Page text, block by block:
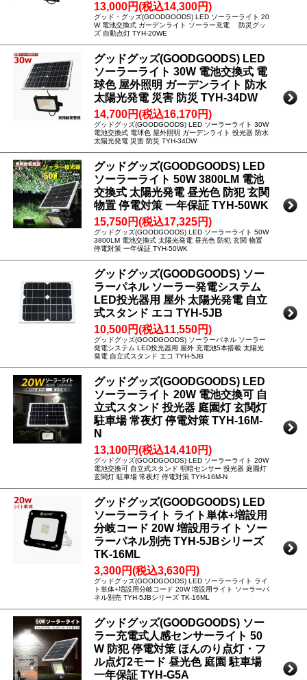
13,000円(税込14,300円)
グッド・グッズ(GOODGOODS) LED ソーラーライト 20
W 電池交換式 ガーデンライト ソーラー充電 防災グッ
ズ 自動点灯 TYH-20WE
グッドグッズ(GOODGOODS) LED
ソーラーライト 30W 電池交換式 電
球色 屋外照明 ガーデンライト 防水
太陽光発電 災害 防災 TYH-34DW
14,700円(税込16,170円)
グッドグッズ(GOODGOODS) LED ソーラーライト 30W
電池交換式 電球色 屋外照明 ガーデンライト 投光器 防水
太陽光発電 災害 防災 TYH-34DW
グッドグッズ(GOODGOODS) LED
ソーラーライト 50W 3800LM 電池
交換式 太陽光発電 昼光色 防犯 玄関
物置 停電対策 一年保証 TYH-50WK
15,750円(税込17,325円)
グッドグッズ(GOODGOODS) LED ソーラーライト 50W
3800LM 電池交換式 太陽光発電 昼光色 防犯 玄関 物置
停電対策 一年保証 TYH-50WK
グッドグッズ(GOODGOODS) ソー
ラーパネル ソーラー発電システム
LED投光器用 屋外 太陽光発電 自立
式スタンド エコ TYH-5JB
10,500円(税込11,550円)
グッドグッズ(GOODGOODS) ソーラーパネル ソーラー
発電システム LED投光器用 屋外 充電池5本搭載 太陽光
発電 自立式スタンド エコ TYH-5JB
グッドグッズ(GOODGOODS) LED
ソーラーライト 20W 電池交換可 自
立式スタンド 投光器 庭園灯 玄関灯
駐車場 常夜灯 停電対策 TYH-16M-
N
13,100円(税込14,410円)
グッドグッズ(GOODGOODS) LED ソーラーライト 20W
電池交換可 自立式スタンド 明暗センサー 投光器 庭園灯
玄関灯 駐車場 常夜灯 停電対策 TYH-16M-N
グッドグッズ(GOODGOODS) LED
ソーラーライト ライト単体+増設用
分岐コード 20W 増設用ライト ソー
ラーパネル別売 TYH-5JBシリーズ
TK-16ML
3,300円(税込3,630円)
グッドグッズ(GOODGOODS) LED ソーラーライト ライ
ト単体+増設用分岐コード 20W 増設用ライト ソーラーパ
ネル別売 TYH-5JBシリーズ TK-16ML
グッドグッズ(GOODGOODS) ソー
ラー充電式人感センサーライト 50
W 防犯 停電対策 ほんのり点灯・フ
ル点灯2モード 昼光色 庭園 駐車場
一年保証 TYH-G5A